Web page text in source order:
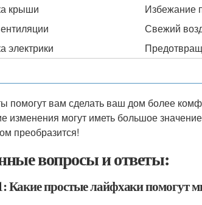
крыши
Избежание
Свежий
электрики
помогут вам сделать ваш дом более
изменения могут иметь большое
преобразится!
вопросы и ответы:
Какие простые лайфхаки помогут